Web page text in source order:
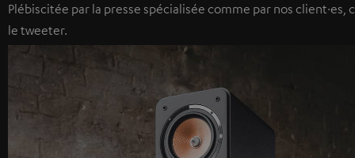
Plébiscitée par la presse spécialisée comme par nos
le tweeter.